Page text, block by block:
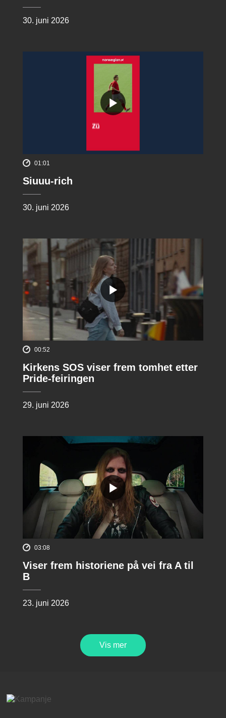
30. juni 2026
01:01
Siuuu-rich
30. juni 2026
00:52
Kirkens SOS viser frem tomhet etter
Pride-feiringen
29. juni 2026
03:08
Viser frem historiene på vei fra A til
B
23. juni 2026
Vis mer